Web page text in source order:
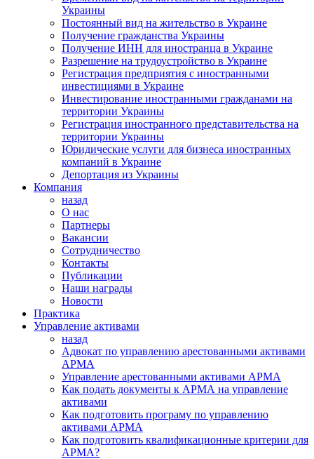
Украины
Постоянный вид на жительство в Украине
Получение гражданства Украины
Получение ИНН для иностранца в Украине
Разрешение на трудоустройство в Украине
Регистрация предприятия с иностранными
инвестициями в Украине
Инвестирование иностранными гражданами на
территории Украины
Регистрация иностранного представительства на
территории Украины
Юридические услуги для бизнеса иностранных
компаний в Украине
Депортация из Украины
Компания
назад
О нас
Партнеры
Вакансии
Сотрудничество
Контакты
Публикации
Наши награды
Новости
Практика
Управление активами
назад
Адвокат по управлению арестованными активами
АРМА
Управление арестованными активами АРМА
Как подать документы к АРМА на управление
активами
Как подготовить програму по управлению
активами АРМА
Как подготовить квалификационные критерии для
АРМА?